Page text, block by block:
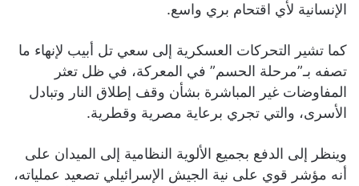
الإنسانية لأي اقتحام بري واسع.
كما تشير التحركات العسكرية إلى سعي تل أبيب لإنهاء ما
تصفه بـ”مرحلة الحسم” في المعركة، في ظل تعثر
المفاوضات غير المباشرة بشأن وقف إطلاق النار وتبادل
الأسرى، والتي تجري برعاية مصرية وقطرية.
وينظر إلى الدفع بجميع الألوية النظامية إلى الميدان على
أنه مؤشر قوي على نية الجيش الإسرائيلي تصعيد عملياته،